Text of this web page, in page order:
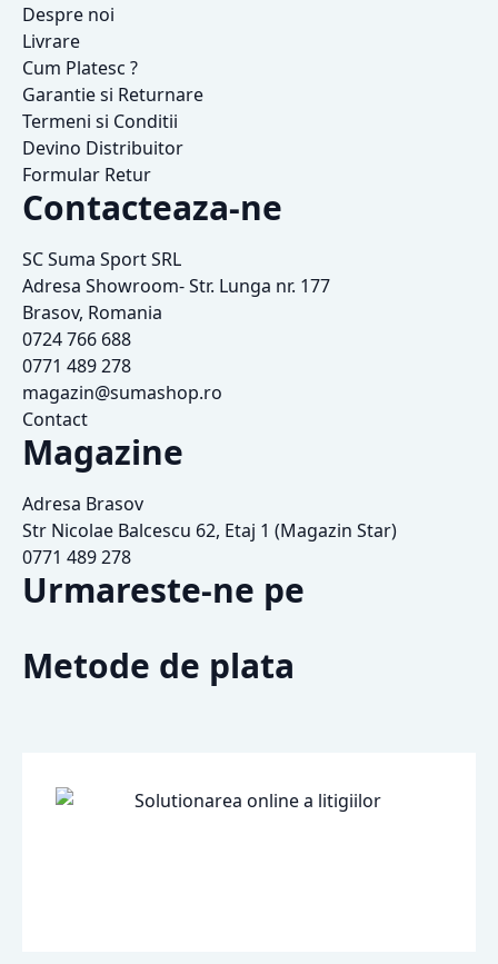
Despre noi
Livrare
Cum Platesc ?
Garantie si Returnare
Termeni si Conditii
Devino Distribuitor
Formular Retur
Contacteaza-ne
SC Suma Sport SRL
Adresa Showroom- Str. Lunga nr. 177
Brasov, Romania
0724 766 688
0771 489 278
magazin@sumashop.ro
Contact
Magazine
Adresa Brasov
Str Nicolae Balcescu 62, Etaj 1 (Magazin Star)
0771 489 278
Urmareste-ne pe
Metode de plata